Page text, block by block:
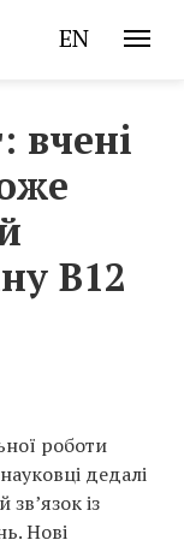
EN
вчені
B12
роботи
дедалі
із
Нові